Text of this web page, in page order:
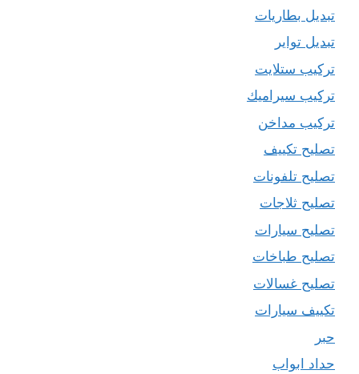
تبديل بطاريات
تبديل تواير
تركيب ستلايت
تركيب سيراميك
تركيب مداخن
تصليح تكييف
تصليح تلفونات
تصليح ثلاجات
تصليح سيارات
تصليح طباخات
تصليح غسالات
تكييف سيارات
حبر
حداد ابواب